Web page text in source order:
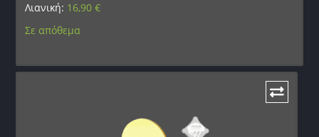
Λιανική: 16,90€
Σε απόθεμα